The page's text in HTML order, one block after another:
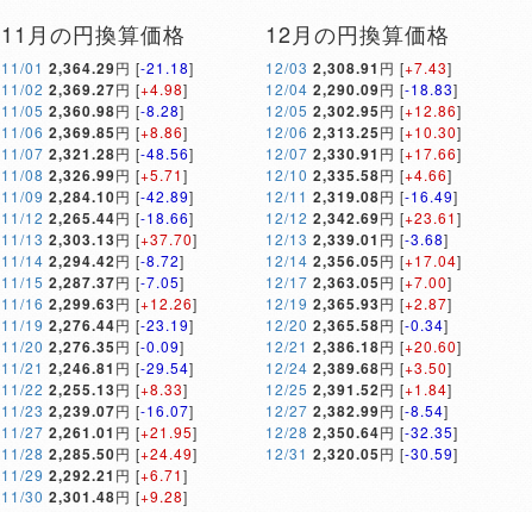
11月の円換算価格
11/01 2,364.29円 [-21.18]
11/02 2,369.27円 [+4.98]
11/05 2,360.98円 [-8.28]
11/06 2,369.85円 [+8.86]
11/07 2,321.28円 [-48.56]
11/08 2,326.99円 [+5.71]
11/09 2,284.10円 [-42.89]
11/12 2,265.44円 [-18.66]
11/13 2,303.13円 [+37.70]
11/14 2,294.42円 [-8.72]
11/15 2,287.37円 [-7.05]
11/16 2,299.63円 [+12.26]
11/19 2,276.44円 [-23.19]
11/20 2,276.35円 [-0.09]
11/21 2,246.81 円 [-29.54]
11/22 2,255.13円 [+8.33]
11/23 2,239.07円 [-16.07]
11/27 2,261.01 円 [+21.95]
11/28 2,285.50円 [+24.49]
11/29 2,292.21 円 [+6.71]
11/30 2,301.48円 [+9.28]
12月の円換算価格
12/03 2,308.91 円 [+7.43]
12/04 2,290.09円 [-18.83]
12/05 2,302.95円 [+12.86]
12/06 2,313.25円 [+10.30]
12/07 2,330.91 円 [+17.66]
12/10 2,335.58円 [+4.66]
12/11 2,319.08円 [-16.49]
12/12 2,342.69円 [+23.61]
12/13 2,339.01 円 [-3.68]
12/14 2,356.05円 [+17.04]
12/17 2,363.05円 [+7.00]
12/19 2,365.93円 [+2.87]
12/20 2,365.58円 [-0.34]
12/21 2,386.18円 [+20.60]
12/24 2,389.68円 [+3.50]
12/25 2,391.52円 [+1.84]
12/27 2,382.99円 [-8.54]
12/28 2,350.64円 [-32.35]
12/31 2,320.05円 [-30.59]